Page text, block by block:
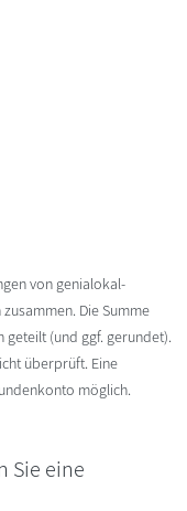
von genialokal-
Die Summe
(und ggf. gerundet).
überprüft. Eine
möglich.
Sie eine